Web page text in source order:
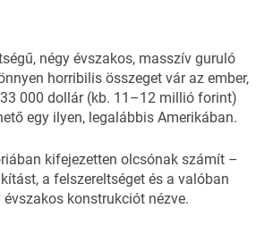
négy évszakos, masszív guruló
horribilis összeget vár az ember,
000 dollár (kb. 11–12 millió forint)
egy ilyen, legalábbis Amerikában.
kifejezetten olcsónak számít –
a felszereltséget és a valóban
konstrukciót nézve.